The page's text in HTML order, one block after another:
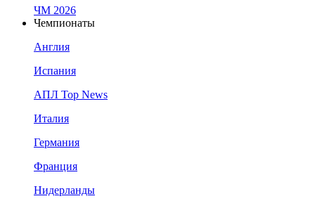
ЧМ 2026
Чемпионаты
Англия
Испания
АПЛ Top News
Италия
Германия
Франция
Нидерланды